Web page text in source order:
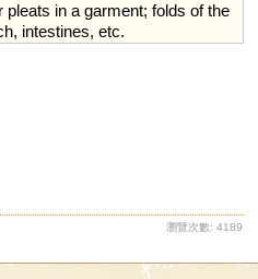
pleats in a garment; folds of the
, intestines, etc.
瀏覽次數: 4189